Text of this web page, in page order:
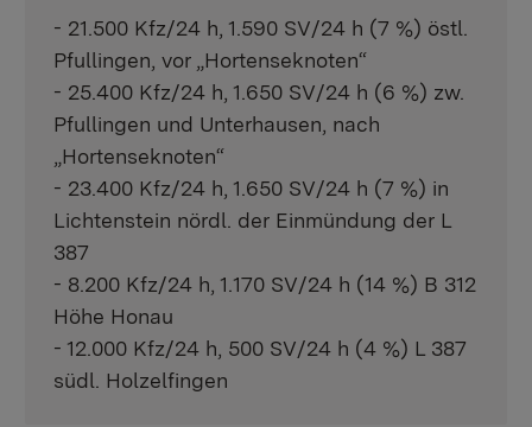
- 21.500 Kfz/24 h, 1.590 SV/24 h (7 %) östl.
Pfullingen, vor „Hortenseknoten“
- 25.400 Kfz/24 h, 1.650 SV/24 h (6 %) zw.
Pfullingen und Unterhausen, nach
„Hortenseknoten“
- 23.400 Kfz/24 h, 1.650 SV/24 h (7 %) in
Lichtenstein nördl. der Einmündung der L
387
- 8.200 Kfz/24 h, 1.170 SV/24 h (14 %) B 312
Höhe Honau
- 12.000 Kfz/24 h, 500 SV/24 h (4 %) L 387
südl. Holzelfingen